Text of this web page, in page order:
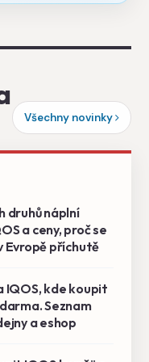
Všechny novinky
druhů náplní
a ceny, proč se
Evropě příchutě
IQOS, kde koupit
Seznam
a eshop